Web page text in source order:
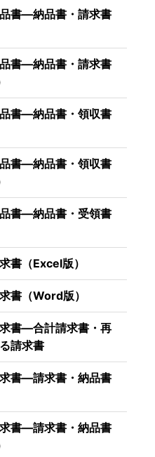
書―納品書・請求書
書―納品書・請求書
書―納品書・領収書
書―納品書・領収書
書―納品書・受領書
書（Excel版）
書（Word版）
書―合計請求書・再
請求書
書―請求書・納品書
書―請求書・納品書